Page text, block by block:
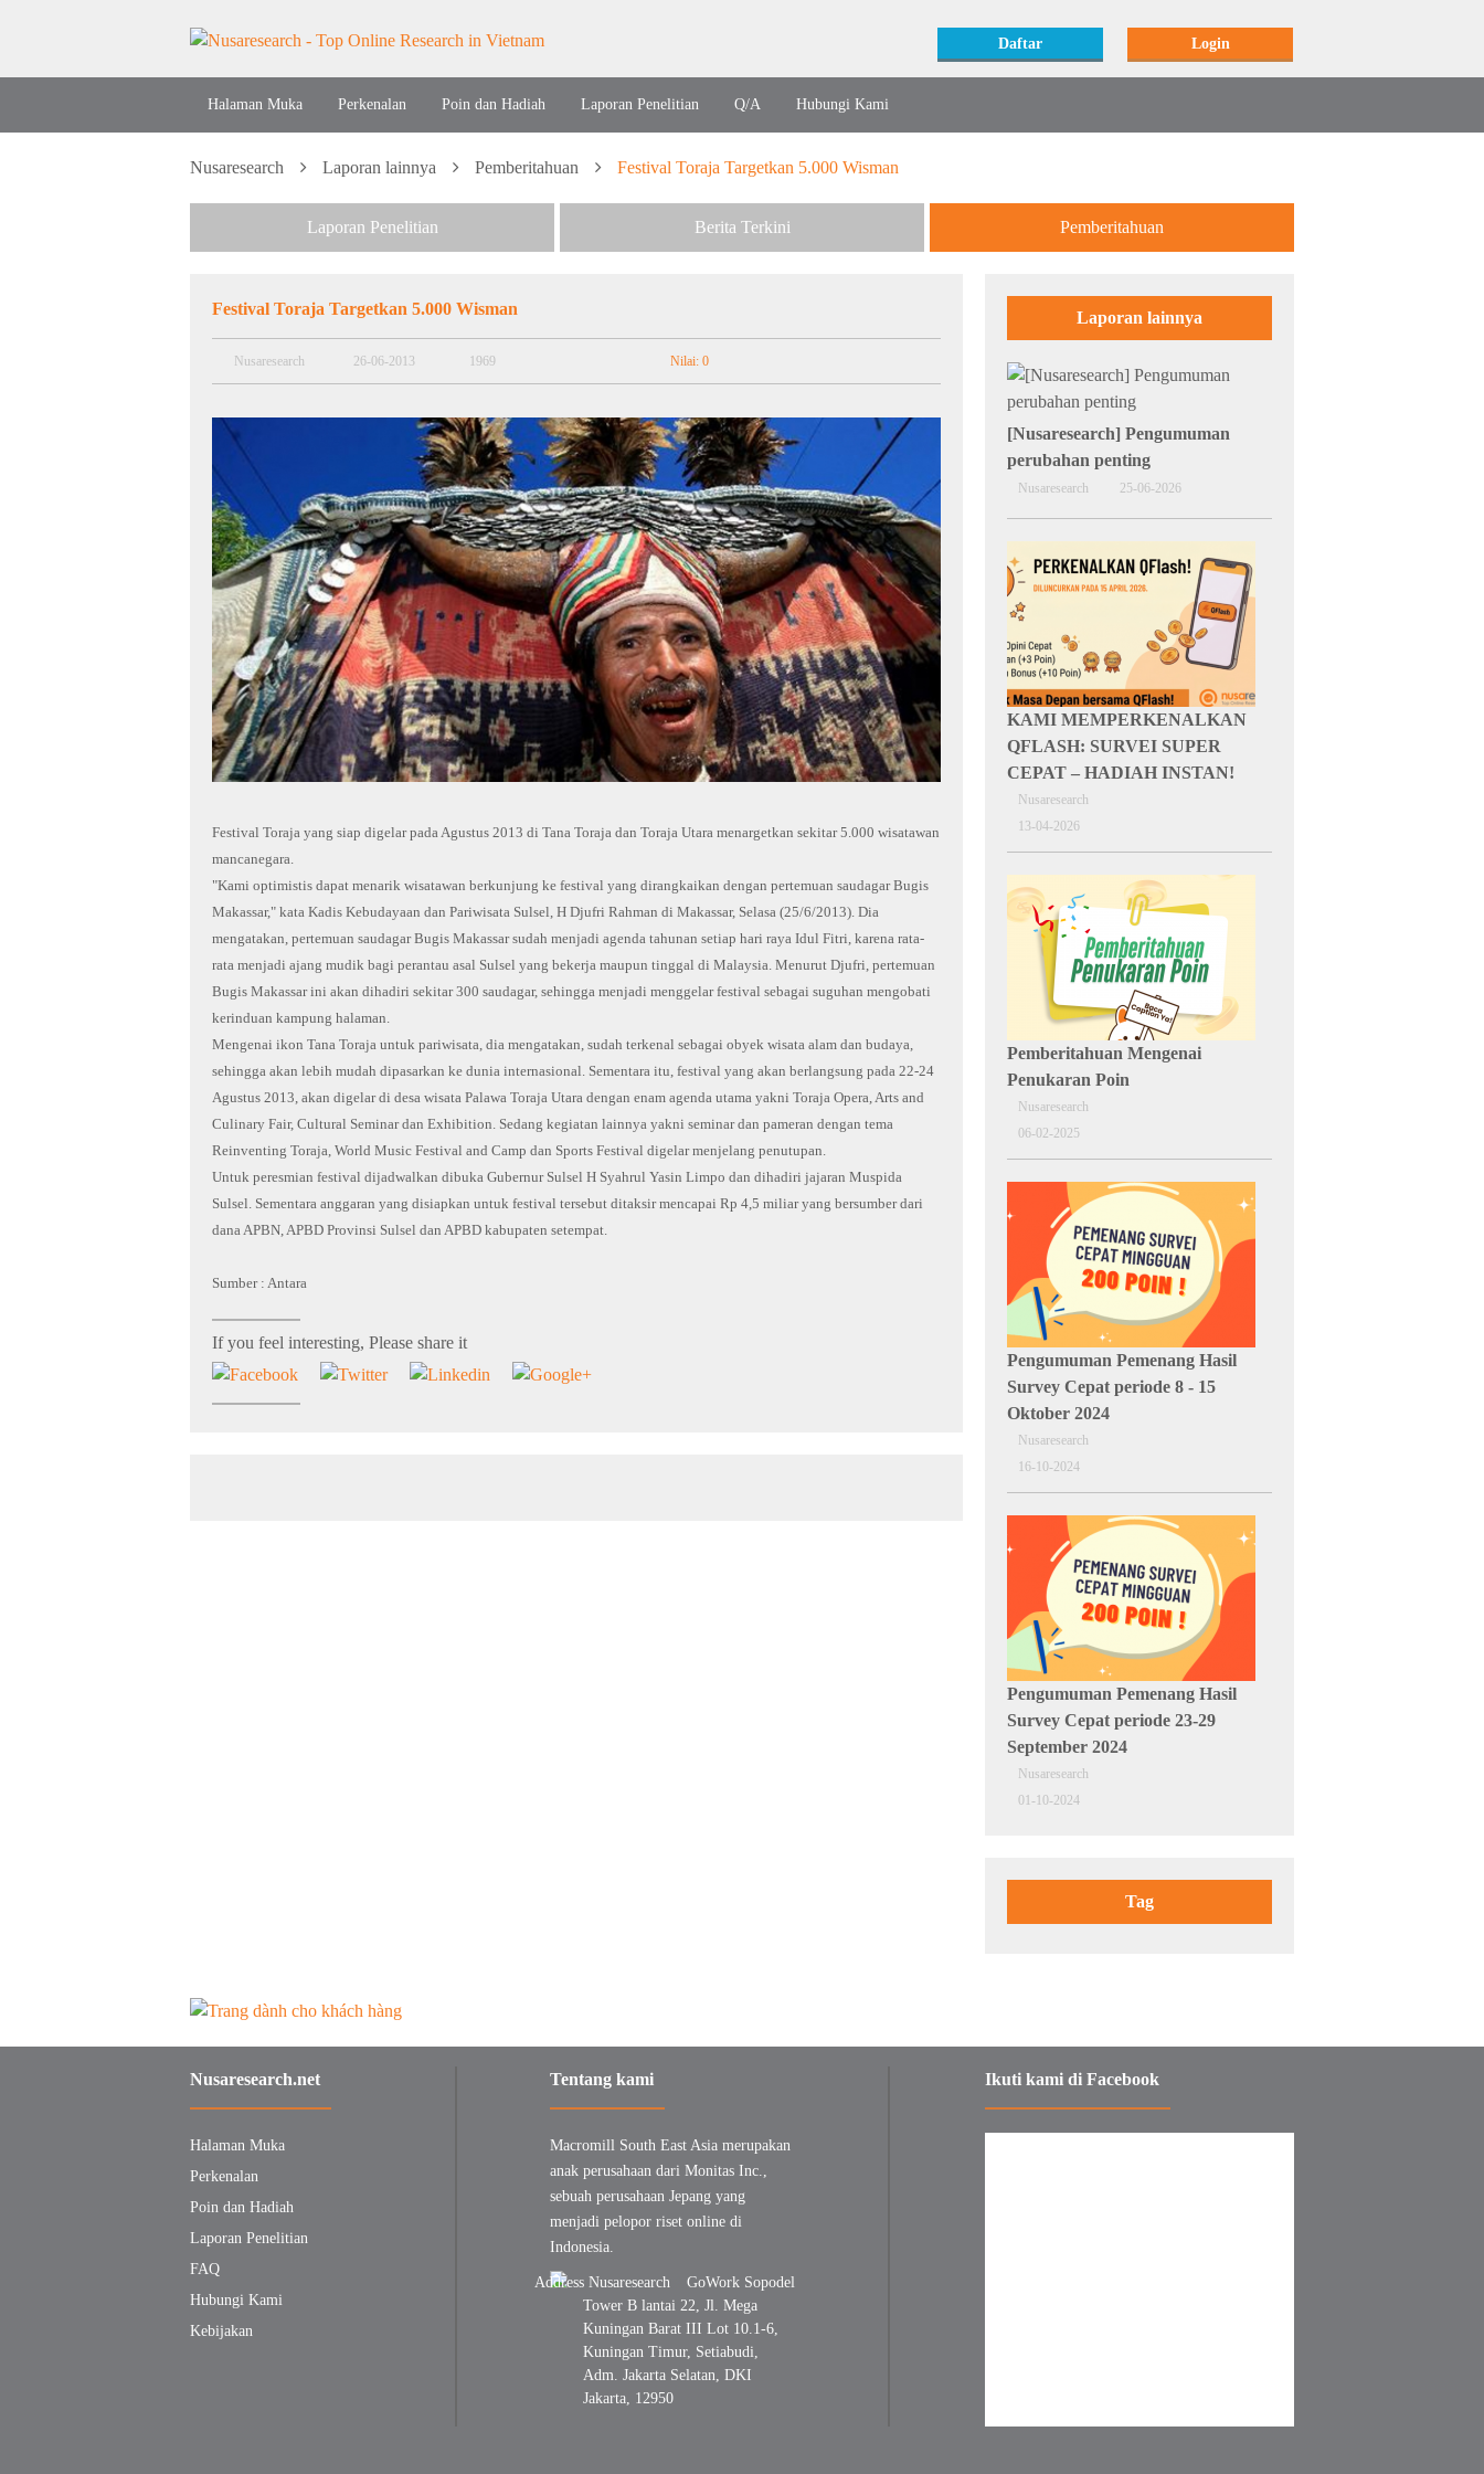
Daftar Login
Halaman Muka Perkenalan Poin dan Hadiah Laporan Penelitian Q/A Hubungi Kami
Nusaresearch Laporan lainnya Pemberitahuan Festival Toraja Targetkan 5.000 Wisman
Laporan Penelitian Berita Terkini Pemberitahuan
Festival Toraja Targetkan 5.000 Wisman
Nusaresearch 26-06-2013 1969 Nilai: 0
Festival Toraja yang siap digelar pada Agustus 2013 di Tana Toraja dan Toraja Utara menargetkan sekitar 5.000 wisatawan
mancanegara.
"Kami optimistis dapat menarik wisatawan berkunjung ke festival yang dirangkaikan dengan pertemuan saudagar Bugis
Makassar," kata Kadis Kebudayaan dan Pariwisata Sulsel, H Djufri Rahman di Makassar, Selasa (25/6/2013). Dia
mengatakan, pertemuan saudagar Bugis Makassar sudah menjadi agenda tahunan setiap hari raya Idul Fitri, karena rata-
rata menjadi ajang mudik bagi perantau asal Sulsel yang bekerja maupun tinggal di Malaysia. Menurut Djufri, pertemuan
Bugis Makassar ini akan dihadiri sekitar 300 saudagar, sehingga menjadi menggelar festival sebagai suguhan mengobati
kerinduan kampung halaman.
Mengenai ikon Tana Toraja untuk pariwisata, dia mengatakan, sudah terkenal sebagai obyek wisata alam dan budaya,
sehingga akan lebih mudah dipasarkan ke dunia internasional. Sementara itu, festival yang akan berlangsung pada 22-24
Agustus 2013, akan digelar di desa wisata Palawa Toraja Utara dengan enam agenda utama yakni Toraja Opera, Arts and
Culinary Fair, Cultural Seminar dan Exhibition. Sedang kegiatan lainnya yakni seminar dan pameran dengan tema
Reinventing Toraja, World Music Festival and Camp dan Sports Festival digelar menjelang penutupan.
Untuk peresmian festival dijadwalkan dibuka Gubernur Sulsel H Syahrul Yasin Limpo dan dihadiri jajaran Muspida
Sulsel. Sementara anggaran yang disiapkan untuk festival tersebut ditaksir mencapai Rp 4,5 miliar yang bersumber dari
dana APBN, APBD Provinsi Sulsel dan APBD kabupaten setempat.
Sumber : Antara
If you feel interesting, Please share it
Laporan lainnya
[Nusaresearch] Pengumuman
perubahan penting
Nusaresearch 25-06-2026
KAMI MEMPERKENALKAN
QFLASH: SURVEI SUPER
CEPAT – HADIAH INSTAN!
Nusaresearch
13-04-2026
Pemberitahuan Mengenai
Penukaran Poin
Nusaresearch
06-02-2025
Pengumuman Pemenang Hasil
Survey Cepat periode 8 - 15
Oktober 2024
Nusaresearch
16-10-2024
Pengumuman Pemenang Hasil
Survey Cepat periode 23-29
September 2024
Nusaresearch
01-10-2024
Tag
Nusaresearch.net
Halaman Muka
Perkenalan
Poin dan Hadiah
Laporan Penelitian
FAQ
Hubungi Kami
Kebijakan
Tentang kami
Macromill South East Asia merupakan
anak perusahaan dari Monitas Inc.,
sebuah perusahaan Jepang yang
menjadi pelopor riset online di
Indonesia.
GoWork Sopodel
Tower B lantai 22, Jl. Mega
Kuningan Barat III Lot 10.1-6,
Kuningan Timur, Setiabudi,
Adm. Jakarta Selatan, DKI
Jakarta, 12950
Ikuti kami di Facebook